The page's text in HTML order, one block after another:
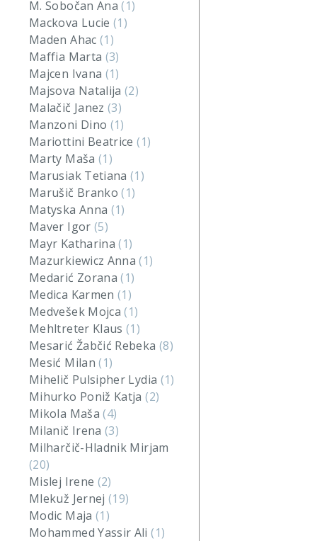
M. Sobočan Ana(1)
Mackova Lucie(1)
Maden Ahac (1)
Maffia Marta (3)
Majcen Ivana (1)
Majsova Natalija(2)
Malačič Janez(3)
Manzoni Dino (1)
Mariottini Beatrice(1)
Marty Maša (1)
Marusiak Tetiana(1)
Marušič Branko(1)
Matyska Anna (1)
Maver Igor (5)
Mayr Katharina(1)
Mazurkiewicz Anna(1)
Medarić Zorana(1)
Medica Karmen(1)
Medvešek Mojca(1)
Mehltreter Klaus(1)
Mesarić Žabčić Rebeka (8)
Mesić Milan(1)
Mihelič Pulsipher Lydia (1)
Mihurko Poniž Katja(2)
Mikola Maša(4)
Milanič Irena(3)
Milharčič-Hladnik Mirjam
(20)
Mislej Irene (2)
Mlekuž Jernej(19)
Modic Maja (1)
Mohammed Yassir Ali(1)